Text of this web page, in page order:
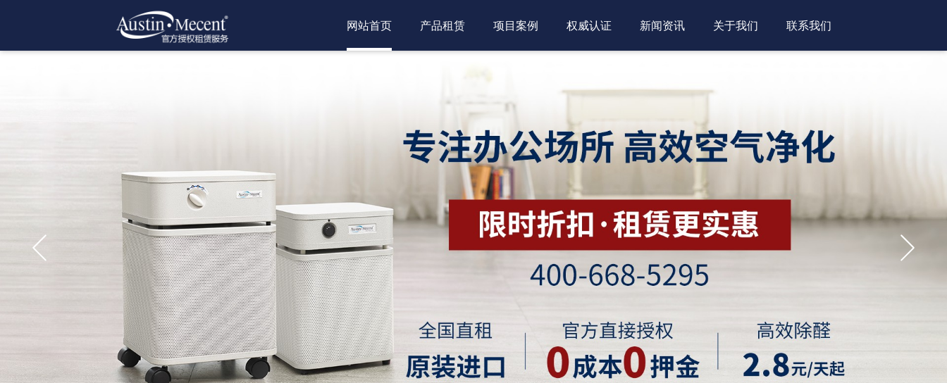
网站首页 产品租赁 项目案例 权威认证 新闻资讯 关于我们 联系我们